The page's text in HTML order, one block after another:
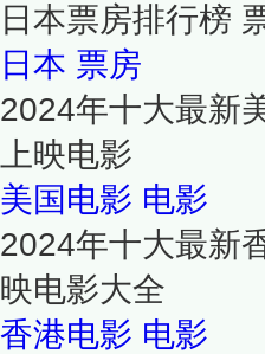
日本票房排行榜
日本 票房
2024年十大最新
上映电影
美国电影 电影
2024年十大最新
映电影大全
香港电影 电影